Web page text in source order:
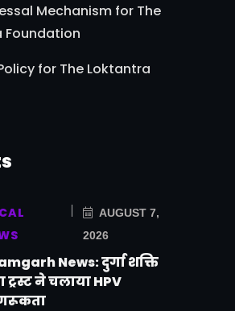
Mechanism for The
Foundation
for The Loktantra
AUGUST 7,
2026
News: दुर्गा शक्ति
ट्रस्ट ने चलाया HPV